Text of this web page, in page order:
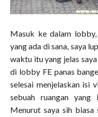
Masuk ke dalam
yang ada di sana, saya
waktu itu yang jelas
di lobby FE panas
selesai menjelaskan isi
sebuah ruangan yang
Menurut saya sih biasa